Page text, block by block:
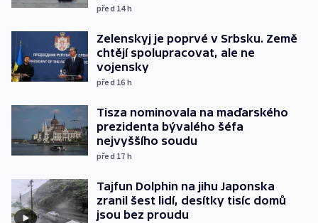
před 14h
Zelenskyj je poprvé v Srbsku. Země
chtějí spolupracovat, ale ne
vojensky
před 16 h
Tisza nominovala na maďarského
prezidenta bývalého šéfa
nejvyššího soudu
před 17 h
Tajfun Dolphin na jihu Japonska
zranil šest lidí, desítky tisíc domů
jsou bez proudu